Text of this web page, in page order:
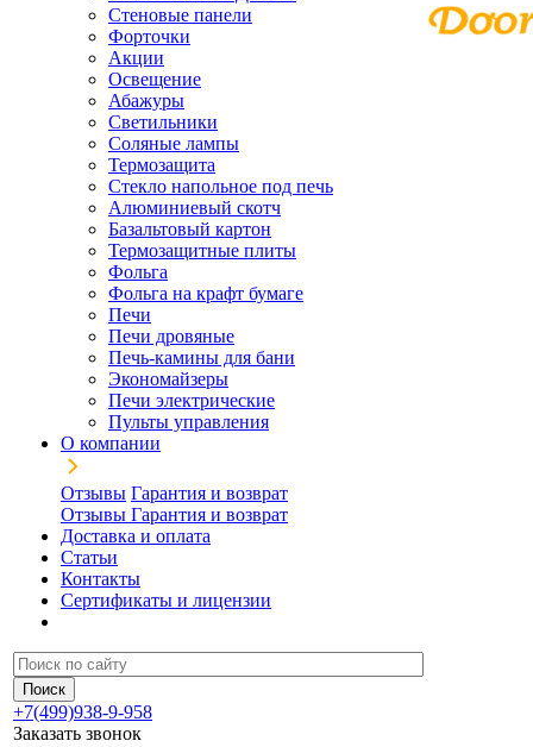
Стеновые панели
Форточки
Акции
Освещение
Абажуры
Светильники
Соляные лампы
Термозащита
Стекло напольное под печь
Алюминиевый скотч
Базальтовый картон
Термозащитные плиты
Фольга
Фольга на крафт бумаге
Печи
Печи дровяные
Печь-камины для бани
Экономайзеры
Печи электрические
Пульты управления
О компании
Отзывы Гарантия и возврат
Отзывы Гарантия и возврат
Доставка и оплата
Статьи
Контакты
Сертификаты и лицензии
+7(499)938-9-958
Заказать звонок